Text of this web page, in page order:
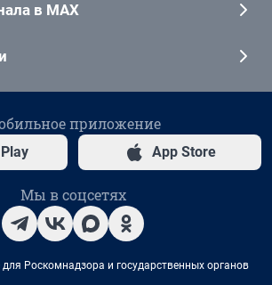
в MAX
приложение
App Store
Мы в соцсетях
Роскомнадзора и государственных органов